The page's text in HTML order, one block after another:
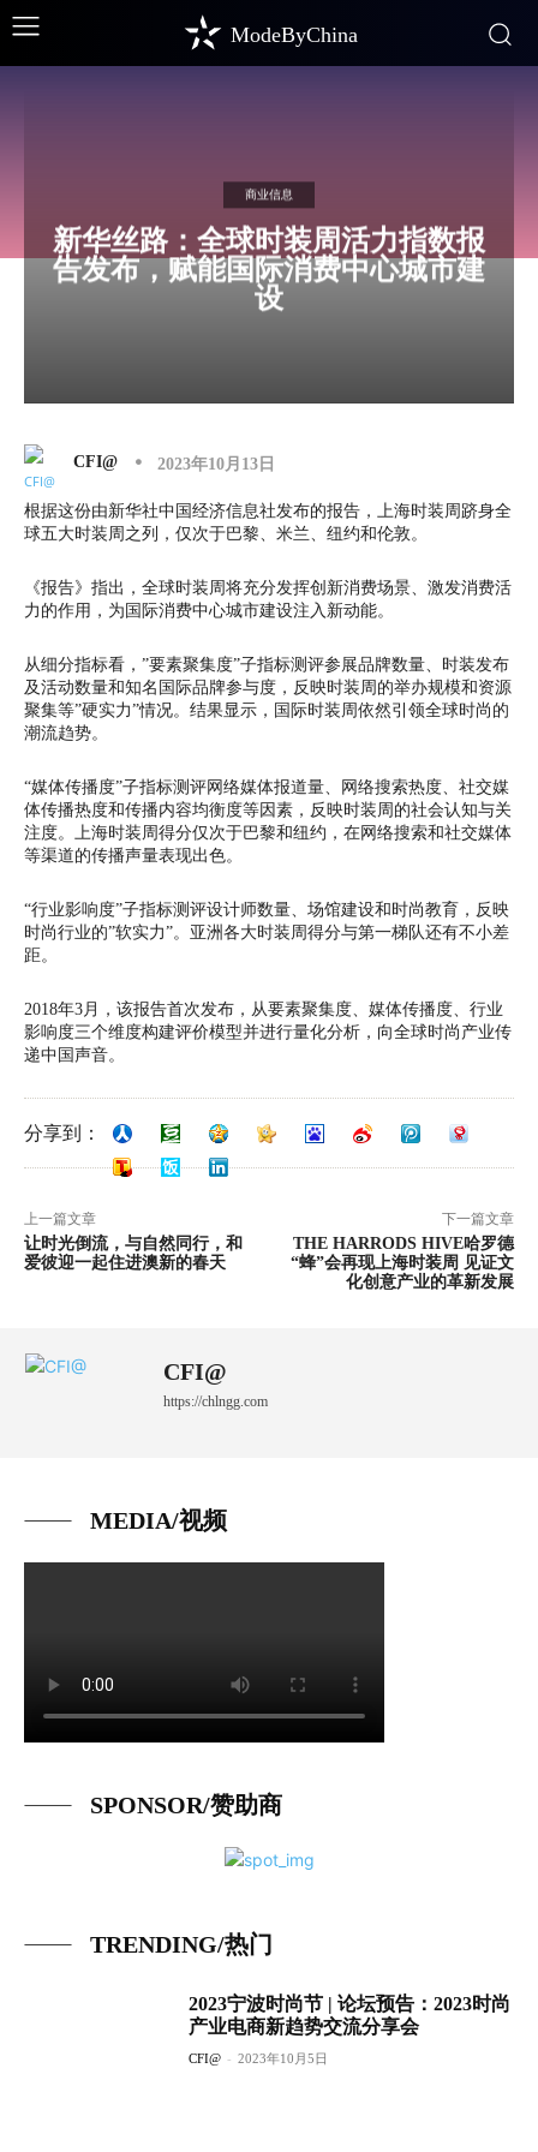
ModeByChina
商业信息
新华丝路：全球时装周活力指数报
告发布，赋能国际消费中心城市建
设
CFI@ 2023年10月13日
根据这份由新华社中国经济信息社发布的报告，上海时装周跻身全
球五大时装周之列，仅次于巴黎、米兰、纽约和伦敦。
《报告》指出，全球时装周将充分发挥创新消费场景、激发消费活
力的作用，为国际消费中心城市建设注入新动能。
从细分指标看，”要素聚集度”子指标测评参展品牌数量、时装发布
及活动数量和知名国际品牌参与度，反映时装周的举办规模和资源
聚集等”硬实力”情况。结果显示，国际时装周依然引领全球时尚的
潮流趋势。
“媒体传播度”子指标测评网络媒体报道量、网络搜索热度、社交媒
体传播热度和传播内容均衡度等因素，反映时装周的社会认知与关
注度。上海时装周得分仅次于巴黎和纽约，在网络搜索和社交媒体
等渠道的传播声量表现出色。
“行业影响度”子指标测评设计师数量、场馆建设和时尚教育，反映
时尚行业的”软实力”。亚洲各大时装周得分与第一梯队还有不小差
距。
2018年3月，该报告首次发布，从要素聚集度、媒体传播度、行业
影响度三个维度构建评价模型并进行量化分析，向全球时尚产业传
递中国声音。
分享到：
上一篇文章
让时光倒流，与自然同行，和
爱彼迎一起住进澳新的春天
下一篇文章
THE HARRODS HIVE哈罗德
“蜂”会再现上海时装周 见证文
化创意产业的革新发展
CFI@
https://chlngg.com
MEDIA/视频
SPONSOR/赞助商
TRENDING/热门
2023宁波时尚节 | 论坛预告：2023时尚
产业电商新趋势交流分享会
CFI@ - 2023年10月5日